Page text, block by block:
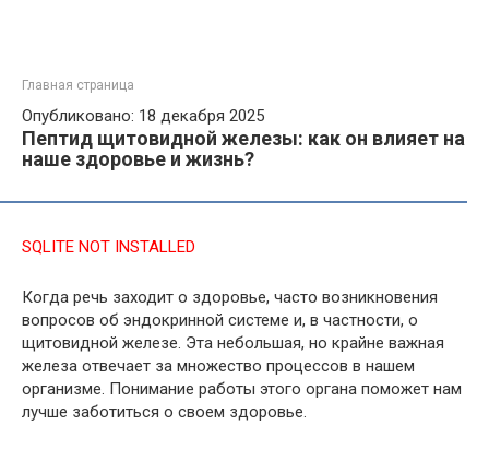
Главная страница
Опубликовано: 18 декабря 2025
Пептид щитовидной железы: как он влияет на
наше здоровье и жизнь?
SQLITE NOT INSTALLED
Когда речь заходит о здоровье, часто возникновения
вопросов об эндокринной системе и, в частности, о
щитовидной железе. Эта небольшая, но крайне важная
железа отвечает за множество процессов в нашем
организме. Понимание работы этого органа поможет нам
лучше заботиться о своем здоровье.